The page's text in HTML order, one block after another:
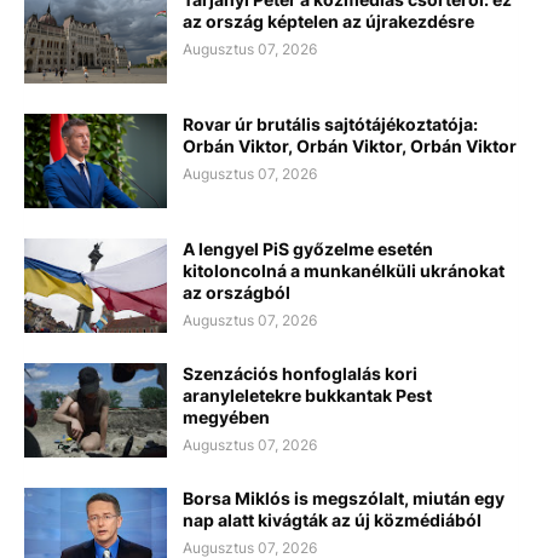
az ország képtelen az újrakezdésre
Augusztus 07, 2026
Rovar úr brutális sajtótájékoztatója:
Orbán Viktor, Orbán Viktor, Orbán Viktor
Augusztus 07, 2026
A lengyel PiS győzelme esetén
kitoloncolná a munkanélküli ukránokat
az országból
Augusztus 07, 2026
Szenzációs honfoglalás kori
aranyleletekre bukkantak Pest
megyében
Augusztus 07, 2026
Borsa Miklós is megszólalt, miután egy
nap alatt kivágták az új közmédiából
Augusztus 07, 2026